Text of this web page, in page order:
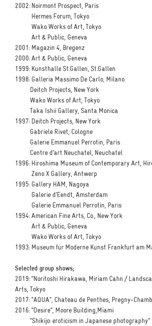
2002: Noirmont Prospect, Paris
Hermes Forum, Tokyo
Wako Works of Art, Tokyo
Art & Public, Geneva
2001: Magazin 4, Bregenz
2000: Art & Public, Geneva
1999: Kunsthalle St.Gallen, St.Gallen
1998: Galleria Massimo De Carlo, Milano
Deitch Projects, New York
Wako Works of Art, Tokyo
Taka Ishii Gallery, Santa Monica
1997: Deitch Projects, New York
Gabriele Rivet, Cologne
Galerie Emmanuel Perrotin, Paris
Centre d’art Neuchatel, Neuchatel
1996: Hiroshima Museum of Contemporary Art,
Zeno X Gallery, Antwerp
1995: Gallery HAM, Nagoya
Galerie d’Eendt, Amsterdam
Galerie Emmanuel Perrotin, Paris
1994: American Fine Arts, Co., New York
Art & Public, Geneva
Wako Works of Art, Tokyo
1993: Museum für Moderne Kunst Frankfurt am
Selected group shows;
2019: “Noritoshi Hirakawa, Miriam Cahn /
Arts, Tokyo
2017: “AQUA”, Chateau de Penthes, Pregny-
2016: “Desire”, Moore Building,Miami
“Shikijo: eroticism in Japanese photography”